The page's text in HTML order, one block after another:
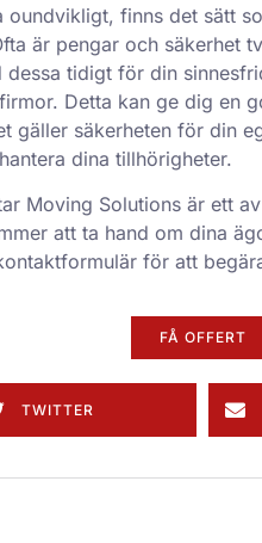
finns det sätt
är pengar och säkerhet
dessa tidigt för din
Detta kan ge dig en
gäller säkerheten för din
dina tillhörigheter.
Moving Solutions är ett
att ta hand om dina
för att
FÅ OFFERT
TWITTER